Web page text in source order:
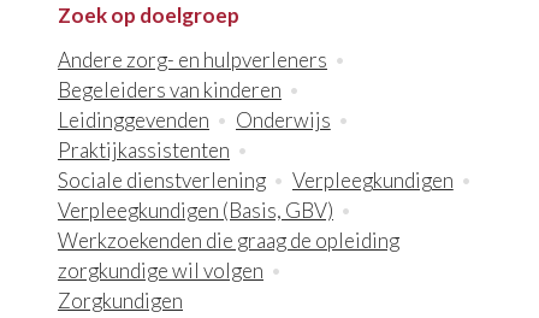
Zoek op doelgroep
Andere zorg- en hulpverleners
Begeleiders van kinderen
Leidinggevenden
Onderwijs
Praktijkassistenten
Sociale dienstverlening
Verpleegkundigen
Verpleegkundigen (Basis, GBV)
Werkzoekenden die graag de opleiding
zorgkundige wil volgen
Zorgkundigen